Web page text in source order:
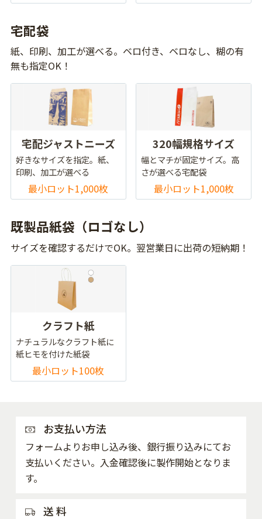
宅配袋
紙、印刷、加工が選べる。ベロ付き、ベロなし、糊の有
無も指定OK！
宅配ジャストニーズ
好きなサイズを指定。紙、
印刷、加工が選べる
最小ロット1,000枚
320幅規格サイズ
幅とマチが固定サイズ。高
さが選べる宅配袋
最小ロット1,000枚
既製品紙袋（ロゴなし）
サイズを確認するだけでOK。翌営業日に出荷の短納期！
クラフト紙
ナチュラルなクラフト紙に
紙ヒモを付けた紙袋
最小ロット100枚
お支払い方法
フォームよりお申し込み後、銀行振り込みにてお
支払いください。入金確認後に製作開始となりま
す。
送 料